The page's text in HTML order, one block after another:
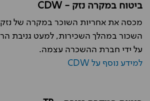
ביטוח במקרה נזק - CDW
מכסה את אחריות השוכר במקרה של
השכור במהלך השכירות, למעט גניבת
על ידי חברת ההשכרה עצמה.
למידע נוסף על CDW